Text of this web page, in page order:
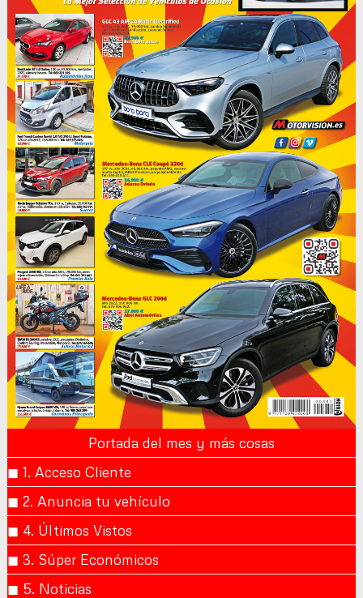
Portada del mes y más cosas
◼︎ 1. Acceso Cliente
◼︎ 2. Anuncia tu vehículo
◼︎ 4. Últimos Vistos
◼︎ 3. Súper Económicos
◼︎ 5. Noticias